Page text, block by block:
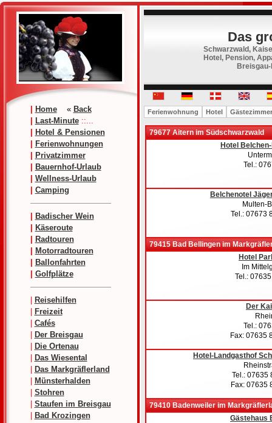
Home« Back
Last-Minute::...
Hotel & Pensionen
Ferienwohnungen
Privatzimmer
Bauernhof-Urlaub
Wellness-Urlaub
Camping
Badischer Wein
Käseroute
Radtouren
Motorradtouren
Ballonfahrten
Golfplätze
Reisehilfen
Freizeit
Cafés
Der Breisgau
Die Ortenau
Das Wiesental
Das Markgräflerland
Münsterhalden
Stohren
Staufen im Breisgau
Bad Krozingen
Das
Schwarzwald,
Hotel, Pension,
Ferienwohnung Hotel Gästezimmer
79677 Aitern im Südschwarzwald
Hotel
Tel.:
Belchenotel
Multen-
Tel.: 07673
79415 Bad Bellingen im
Hotel
Im
Tel.:
Der
Tel.:
Fax: 07635
Hotel-Landgasthof
Tel.: 07635
Fax: 07635
79410 Badenweiler im
Gästehaus